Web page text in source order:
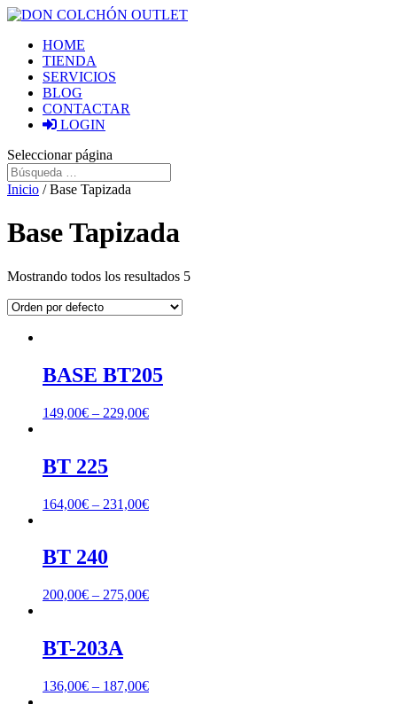
HOME
TIENDA
SERVICIOS
BLOG
CONTACTAR
LOGIN
Seleccionar página
Inicio / Base Tapizada
Base Tapizada
Mostrando todos los resultados 5
BASE BT205
149,00€ – 229,00€
BT 225
164,00€ – 231,00€
BT 240
200,00€ – 275,00€
BT-203A
136,00€ – 187,00€